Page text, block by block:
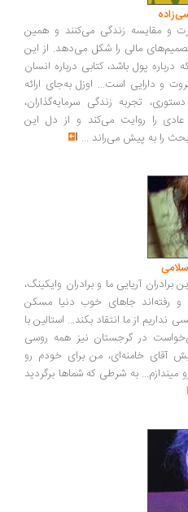
زندگی می‌کنند و همین
مالی را شکل می‌دهد. از این
باشد، کتابی درباره انسان
است... اوزل به‌جای ارائه
زندگی سرمایه‌گذاران،
را روایت می‌کند و از دل این
به پیش می‌راند...
ما و برادران وایکینگ،
جاهای خوب دنیا مسکن
از ما انتقاد بکند... استالین با
گرجستان نیز همه روسی
خامنه‌ای، من برای خودم رو
به شرطی که شماها برگردید